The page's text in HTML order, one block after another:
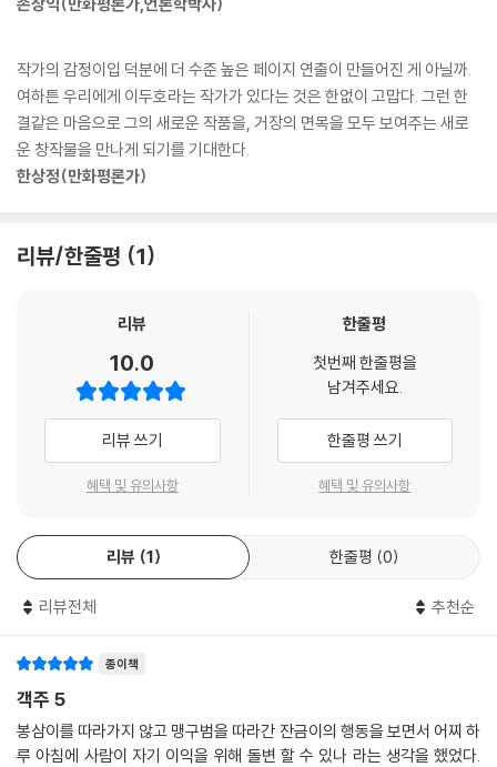
조선 후기 보부상들의 언어와 생활상을 그대로 재현한 소중한 자료
〈만화 객주〉는 조선 후기를 배경으로 주인공 천봉삼이 상단의 일원에서 우
두머리가 되기까지 겪었던 수많은 사건과 사람들의 생생한 삶의 목소리를
담고 있다. 소설에서 표현하고자 하는 것들을 그림과 글의 조합인 만화라
단순히 초가집과 기와집의 구분이 아니라 웅장함과 소박함, 번듯함과 초라
어, 사투리, 지금은 청도의 우시장에서나 간혹 들을 법한 쇠전꾼들의 입담
언어를 그대로 재현한 토속 언어 자료로도 전혀 손색이 없다.
살아 숨 쉬는 다양한 인물 군상의 향연 〈만화 객주〉
〈만화 객주〉에는 주인공 천봉삼뿐 아니라. 조선 후기 격변의 시대를 맨몸으
력과 재력의 유무 등 〈만화 객주〉가 표현해 내는 인물과 시대의 갈등은 시
대극이 주는 역사성과 더불어 읽는 재미를 더해준다. 그리고 이들은 조선
후기의 당대의 갈등 구조와 더불어 시대를 넘는 인간의 보편적 전형을 상
면성, 각자의 내면에 잠재되어 있는 두 개의 자아, 이들이 서로 동전의 양면
처럼 한 인간을 형상화하며 동시에 시대적 전형을 형성하고 있는 것이다.
천봉삼과 같은 순수하고 정의로운 인물, 약아빠진 길소개 또한 〈만화 객주〉
에서는 ‘역사적 전형성’을 획득하며 제 몫을 해내고 있다.
작가의 감정이입 덕분에 더 수준 높은 페이지 연출이 만들어진 게 아닐까.
여하튼 우리에게 이두호라는 작가가 있다는 것은 한없이 고맙다. 그런 한
결같은 마음으로 그의 새로운 작품을, 거장의 면목을 모두 보여주는 새로
운 창작물을 만나게 되기를 기대한다.
한상정(만화평론가)
리뷰/한줄평 1
리뷰
10.0
리뷰 쓰기
혜택 및 유의사항
한줄평
첫번째 한줄평을
남겨주세요.
한줄평 쓰기
혜택 및 유의사항
리뷰 1 한줄평 0
리뷰전체 추천순
종이책
객주 5
봉삼이를 따라가지 않고 맹구범을 따라간 잔금이의 행동을 보면서 어찌 하
루 아침에 사람이 자기 이익을 위해 돌변 할 수 있나 라는 생각을 했었다.